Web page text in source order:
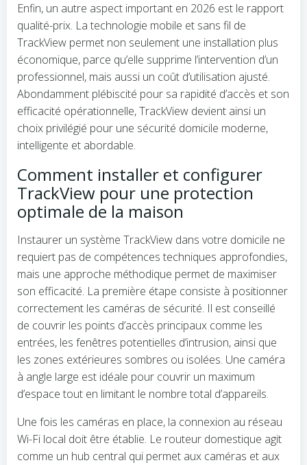
Enfin, un autre aspect important en 2026 est le rapport
qualité-prix. La technologie mobile et sans fil de
TrackView permet non seulement une installation plus
économique, parce qu’elle supprime l’intervention d’un
professionnel, mais aussi un coût d’utilisation ajusté.
Abondamment plébiscité pour sa rapidité d’accès et son
efficacité opérationnelle, TrackView devient ainsi un
choix privilégié pour une sécurité domicile moderne,
intelligente et abordable.
Comment installer et configurer
TrackView pour une protection
optimale de la maison
Instaurer un système TrackView dans votre domicile ne
requiert pas de compétences techniques approfondies,
mais une approche méthodique permet de maximiser
son efficacité. La première étape consiste à positionner
correctement les caméras de sécurité. Il est conseillé
de couvrir les points d’accès principaux comme les
entrées, les fenêtres potentielles d’intrusion, ainsi que
les zones extérieures sombres ou isolées. Une caméra
à angle large est idéale pour couvrir un maximum
d’espace tout en limitant le nombre total d’appareils.
Une fois les caméras en place, la connexion au réseau
Wi-Fi local doit être établie. Le routeur domestique agit
comme un hub central qui permet aux caméras et aux